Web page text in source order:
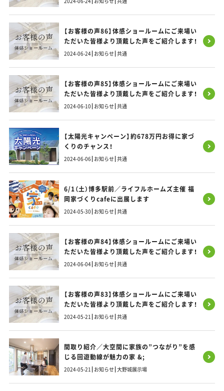
【お客様の声86】体感ショールームにご来場い
ただいた皆様より頂戴した声をご紹介します！
2024-06-24 お知らせ 共通
【お客様の声85】体感ショールームにご来場い
ただいた皆様より頂戴した声をご紹介します！
2024-06-10 お知らせ 共通
【太陽光キャンペーン】約678万円お得に家づ
くりのチャンス！
2024-06-06 お知らせ 共通
6/1（土）博多駅前／ライフルホームズ主催 福
岡家づくりcafeに出展します
2024-05-30 お知らせ 共通
【お客様の声84】体感ショールームにご来場い
ただいた皆様より頂戴した声をご紹介します！
2024-06-04 お知らせ 共通
【お客様の声83】体感ショールームにご来場い
ただいた皆様より頂戴した声をご紹介します！
2024-05-21 お知らせ 共通
間取り紹介／大空間に家族の”つながり”を感
じる回遊動線が魅力の家 &;
2024-05-21 お知らせ 大野城展示場